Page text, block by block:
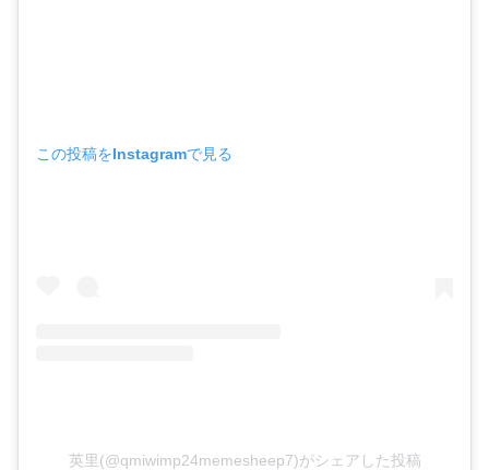
この投稿をInstagramで見る
英里(@qmiwimp24memesheep7)がシェアした投稿